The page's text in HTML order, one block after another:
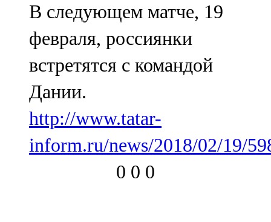
Чистай
103,0 FM
Чүпрәле
91,0 FM
Шәмәрдән
102,3 FM
Яңа чишмә
В следующем матче, 19
февраля, россиянки
встретятся с командой
Дании.
http://www.tatar-
inform.ru/news/2018/02/19/
0 0 0